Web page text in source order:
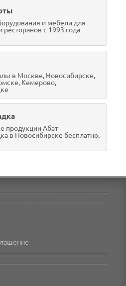
и мебели для
ресторанов с 1993 года
в Москве, Новосибирске,
Кемерово,
продукции Абат
в Новосибирске бесплатно.